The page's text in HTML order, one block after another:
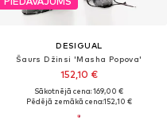
DESIGUAL
Šaurs Džinsi 'Masha Popova'
152,10 €
Sākotnējā cena: 169,00 €
Pēdējā zemākā cena:152,10 €